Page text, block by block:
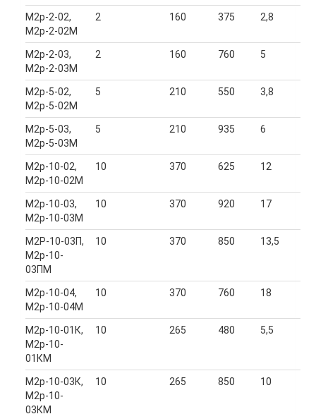
М2р-2-02,
М2р-2-02М
2 160 375 2,8
М2р-2-03,
М2р-2-03М
2 160 760 5
М2р-5-02,
М2р-5-02М
5 210 550 3,8
М2р-5-03,
М2р-5-03М
5 210 935 6
М2р-10-02,
М2р-10-02М
10 370 625 12
М2р-10-03,
М2р-10-03М
10 370 920 17
М2Р-10-03П,
М2р-10-
03ПМ
10 370 850 13,5
М2р-10-04,
М2р-10-04М
10 370 760 18
М2р-10-01К,
М2р-10-
01КМ
10 265 480 5,5
М2р-10-03К,
М2р-10-
03КМ
10 265 850 10